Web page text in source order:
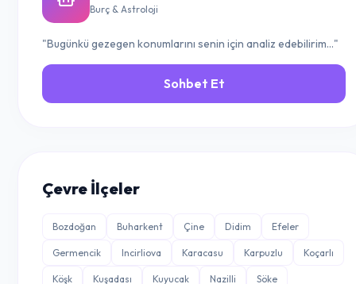
Burç & Astroloji
"Bugünkü gezegen konumlarını senin için analiz edebilirim..."
Sohbet Et
Çevre İlçeler
Bozdoğan Buharkent Çine Didim Efeler
Germencik Incirliova Karacasu Karpuzlu Koçarlı
Köşk Kuşadası Kuyucak Nazilli Söke